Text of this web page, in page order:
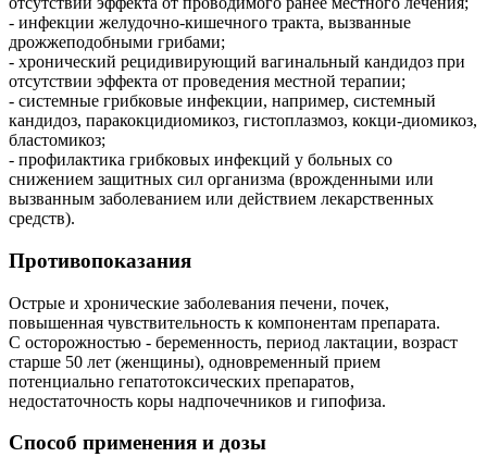
- инфекции желудочно-кишечного тракта, вызванные
дрожжеподобными грибами;
- хронический рецидивирующий вагинальный кандидоз при
отсутствии эффекта от проведения местной терапии;
- системные грибковые инфекции, например, системный
кандидоз, паракокцидиомикоз, гистоплазмоз, кокци-диомикоз,
бластомикоз;
- профилактика грибковых инфекций у больных со
снижением защитных сил организма (врожденными или
вызванным заболеванием или действием лекарственных
средств).
Противопоказания
Острые и хронические заболевания печени, почек,
повышенная чувствительность к компонентам препарата.
С осторожностью - беременность, период лактации, возраст
старше 50 лет (женщины), одновременный прием
потенциально гепатотоксических препаратов,
недостаточность коры надпочечников и гипофиза.
Способ применения и дозы